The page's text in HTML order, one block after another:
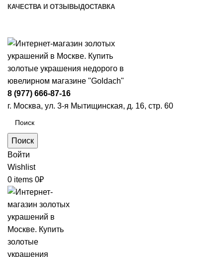
КАЧЕСТВА И ОТЗЫВЫ ДОСТАВКА
8 (977) 666-87-16
г. Москва, ул. 3-я Мытищинская, д. 16, стр. 60
Поиск
Войти
Wishlist
0 items 0₽